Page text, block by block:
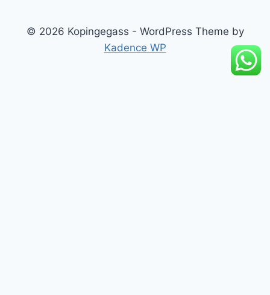
© 2026 Kopingegass - WordPress Theme by
Kadence WP